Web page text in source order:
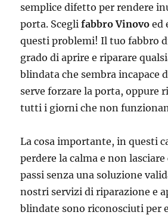
semplice difetto per rendere
porta. Sceglifabbro Vinovo ed
questi problemi! Il tuo fabbro
grado di aprire e riparare
blindata che sembra incapace
serve forzare la porta, oppure
tutti i giorni che non
La cosa importante, in questi
perdere la calma e non
passi senza una soluzione
nostri servizi di riparazione e
blindate sono riconosciuti per